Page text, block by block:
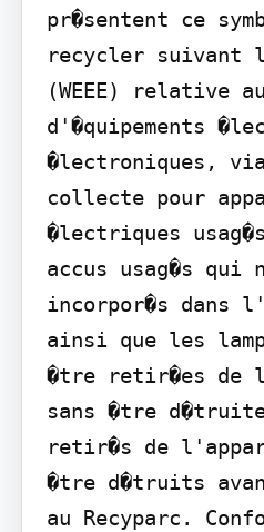
pr�sentent ce
recycler suivant
(WEEE) relative
d'�quipements
�lectroniques,
collecte pour
�lectriques
accus usag�s qui
incorpor�s dans
ainsi que les
�tre retir�es de
sans �tre
retir�s de
�tre d�truits
au Recyparc.